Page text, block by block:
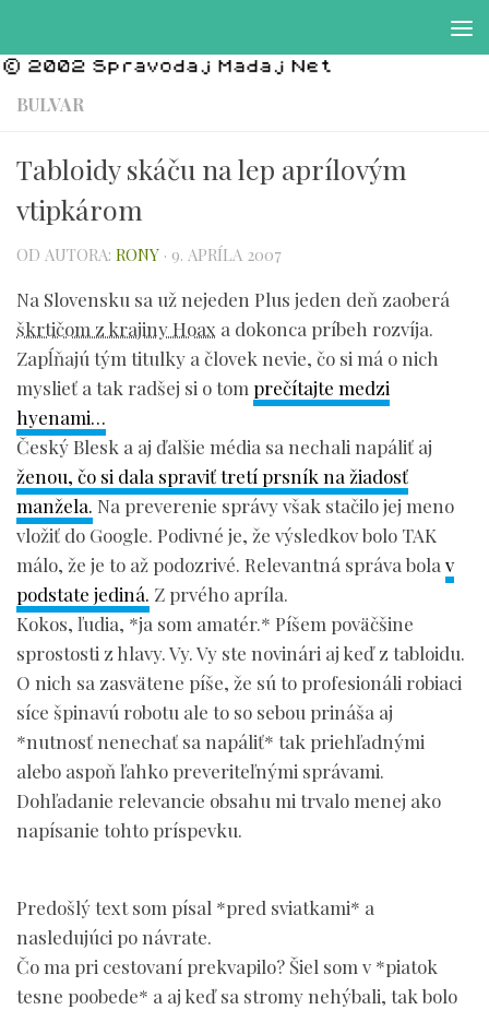
BULVAR
Tabloidy skáču na lep aprílovým
vtipkárom
OD AUTORA: RONY · 9. APRÍLA 2007
Na Slovensku sa už nejeden Plus jeden deň zaoberá
škrtičom z krajiny Hoax a dokonca príbeh rozvíja.
Zapĺňajú tým titulky a človek nevie, čo si má o nich
myslieť a tak radšej si o tom prečítajte medzi
hyenami…
Český Blesk a aj ďalšie média sa nechali napáliť aj
ženou, čo si dala spraviť tretí prsník na žiadosť
manžela. Na preverenie správy však stačilo jej meno
vložiť do Google. Podivné je, že výsledkov bolo TAK
málo, že je to až podozrivé. Relevantná správa bola v
podstate jediná. Z prvého apríla.
Kokos, ľudia, *ja som amatér.* Píšem poväčšine
sprostosti z hlavy. Vy. Vy ste novinári aj keď z tabloidu.
O nich sa zasvätene píše, že sú to profesionáli robiaci
síce špinavú robotu ale to so sebou prináša aj
*nutnosť nenechať sa napáliť* tak priehľadnými
alebo aspoň ľahko preveriteľnými správami.
Dohľadanie relevancie obsahu mi trvalo menej ako
napísanie tohto príspevku.
Predošlý text som písal *pred sviatkami* a
nasledujúci po návrate.
Čo ma pri cestovaní prekvapilo? Šiel som v *piatok
tesne poobede* a aj keď sa stromy nehýbali, tak bolo